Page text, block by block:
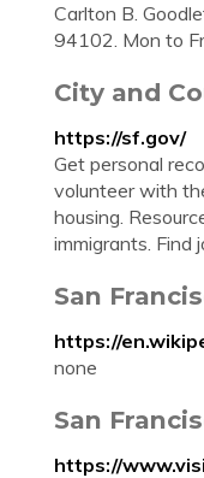
Carlton B.
94102. Mon to
City and
https://sf.gov/
Get personal
volunteer with
housing.
immigrants. Find
San
https://
none
San
https://